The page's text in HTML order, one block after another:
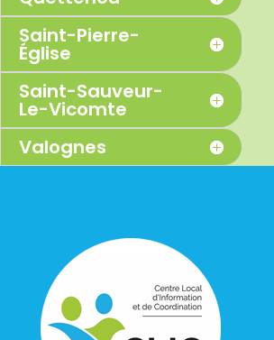
Saint-Pierre-
Église
Saint-Sauveur-
Le-Vicomte
Valognes